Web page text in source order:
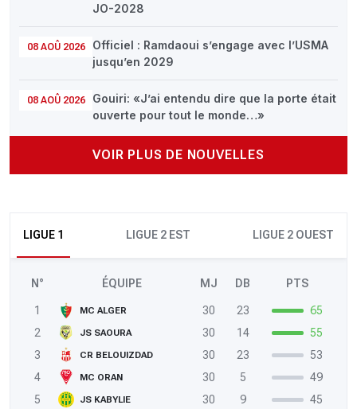
JO-2028
08 AOÛ 2026
Officiel : Ramdaoui s’engage avec l’USMA
jusqu’en 2029
08 AOÛ 2026
Gouiri: «J’ai entendu dire que la porte était
ouverte pour tout le monde…»
VOIR PLUS DE NOUVELLES
LIGUE 1 LIGUE 2 EST LIGUE 2 OUEST
N° ÉQUIPE MJ DB PTS
1 MC ALGER 30 23
65
2
JS SAOURA 30 14
55
3
CR BELOUIZDAD 30 23
53
4
MC ORAN 30 5
49
5
JS KABYLIE 30 9
45